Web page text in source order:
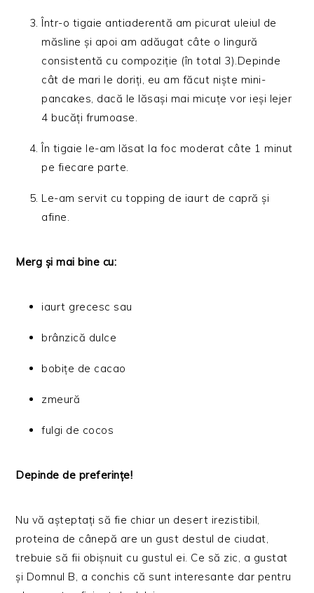
Într-o tigaie antiaderentă am picurat uleiul de
măsline și apoi am adăugat câte o lingură
consistentă cu compoziție (în total 3).Depinde
cât de mari le doriți, eu am făcut niște mini-
pancakes, dacă le lăsași mai micuțe vor ieși lejer
4 bucăți frumoase.
În tigaie le-am lăsat la foc moderat câte 1 minut
pe fiecare parte.
Le-am servit cu topping de iaurt de capră și
afine.
Merg și mai bine cu:
iaurt grecesc sau
brânzică dulce
bobițe de cacao
zmeură
fulgi de cocos
Depinde de preferințe!
Nu vă așteptați să fie chiar un desert irezistibil,
proteina de cânepă are un gust destul de ciudat,
trebuie să fii obișnuit cu gustul ei. Ce să zic, a gustat
și Domnul B, a conchis că sunt interesante dar pentru